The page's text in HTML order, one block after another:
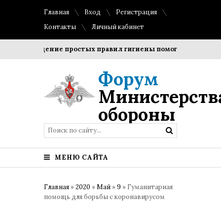
Главная Вход
Регистрация
Контакты
Личный кабинет
Соблюдение простых правил гигиены помогает
Форум
обороны
МЕНЮ САЙТА
Главная »2020 »Май »9 » Гуманитарная
помощь для борьбы с коронавирусом